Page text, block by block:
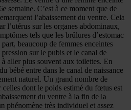
semaine. C’est à ce moment que de
l’abaissement du ventre. Cela
l’utérus sur les organes abdominaux,
tels que les brûlures d’estomac
beaucoup de femmes enceintes
sur le pubis et le canal de
à aller plus souvent aux toilettes. En
bébé entre dans le canal de naissance
naturel. Un grand nombre de
celles dont le poids estimé du fœtus est
du ventre à la fin de la
phénomène très individuel et assez